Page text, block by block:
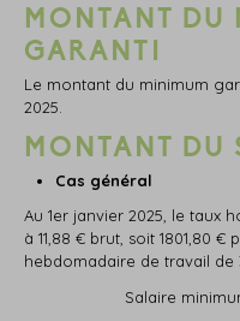
MONTANT DU
GARANTI
Le montant du minimum
2025.
MONTANT DU
Cas général
Au 1er janvier 2025, le taux
à 11,88 € brut, soit 1801,80
hebdomadaire de travail de
Salaire